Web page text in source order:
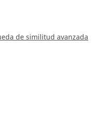
de similitud avanzada